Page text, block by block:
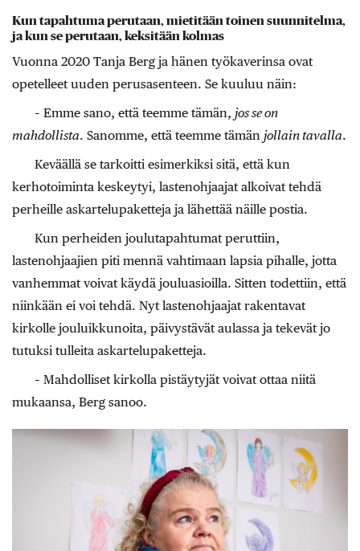
Kun tapahtuma perutaan, mietitään toinen suunnitelma,
ja kun se perutaan, keksitään kolmas
Vuonna 2020 Tanja Berg ja hänen työkaverinsa ovat
opetelleet uuden perusasenteen. Se kuuluu näin:
– Emme sano, että teemme tämän, jos se on
mahdollista. Sanomme, että teemme tämän jollain tavalla.
Keväällä se tarkoitti esimerkiksi sitä, että kun
kerhotoiminta keskeytyi, lastenohjaajat alkoivat tehdä
perheille askartelupaketteja ja lähettää näille postia.
Kun perheiden joulutapahtumat peruttiin,
lastenohjaajien piti mennä vahtimaan lapsia pihalle, jotta
vanhemmat voivat käydä jouluasioilla. Sitten todettiin, että
niinkään ei voi tehdä. Nyt lastenohjaajat rakentavat
kirkolle jouluikkunoita, päivystävät aulassa ja tekevät jo
tutuksi tulleita askartelupaketteja.
– Mahdolliset kirkolla pistäytyjät voivat ottaa niitä
mukaansa, Berg sanoo.